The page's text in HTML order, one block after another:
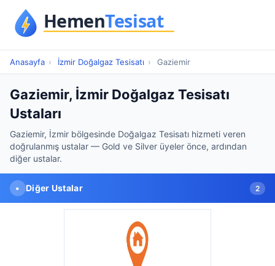
Anasayfa › İzmir Doğalgaz Tesisatı › Gaziemir
Gaziemir, İzmir Doğalgaz Tesisatı
Ustaları
Gaziemir, İzmir bölgesinde Doğalgaz Tesisatı hizmeti veren
doğrulanmış ustalar — Gold ve Silver üyeler önce, ardından
diğer ustalar.
• Diğer Ustalar 2